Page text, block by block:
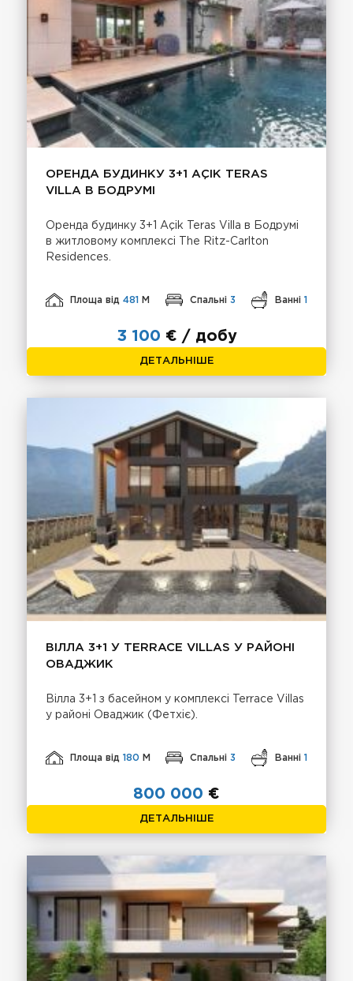
ОРЕНДА БУДИНКУ 3+1 AÇIK TERAS
VILLA В БОДРУМІ
Оренда будинку 3+1 Açik Teras Villa в Бодрумі
в житловому комплексі The Ritz-Carlton
Residences.
Площа від481 М Спальні 3 Ванні 1
3 100 € / добу
ДЕТАЛЬНІШЕ
ВІЛЛА 3+1 У TERRACE VILLAS У РАЙОНІ
ОВАДЖИК
Вілла 3+1 з басейном у комплексі Terrace Villas
у районі Оваджик (Фетхіє).
Площа від180 М Спальні 3 Ванні 1
800 000 €
ДЕТАЛЬНІШЕ